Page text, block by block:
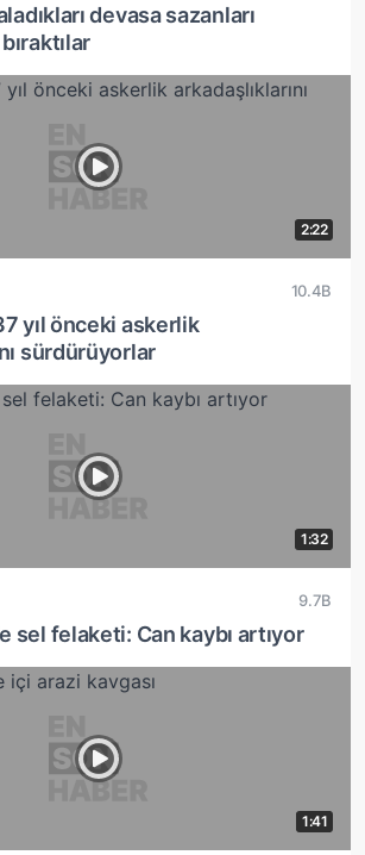
devasa sazanları
2:22
10.4B
yıl önceki askerlik
sürdürüyorlar
1:32
9.7B
sel felaketi: Can kaybı artıyor
1:41